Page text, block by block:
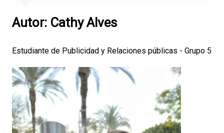
Autor: Cathy Alves
Estudiante de Publicidad y Relaciones públicas - Grupo 5